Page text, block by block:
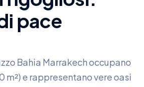
pace
Bahia Marrakech occupano
m²) e rappresentano vere oasi